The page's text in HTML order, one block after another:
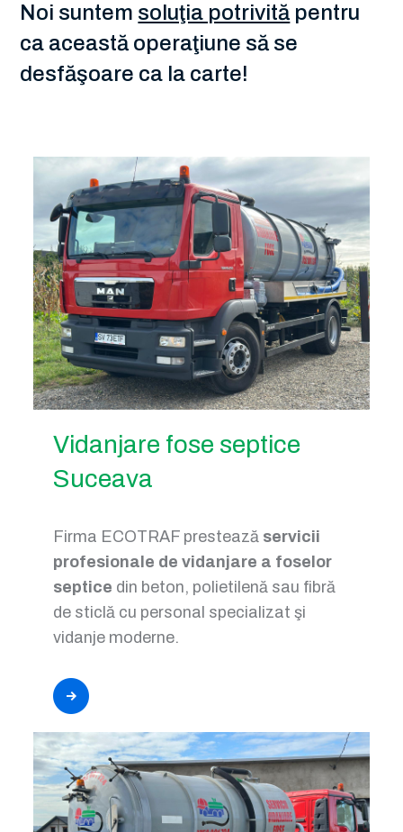
Noi suntem soluţia potrivită pentru
ca această operaţiune să se
desfăşoare ca la carte!
Vidanjare fose septice
Suceava
Firma ECOTRAF prestează servicii
profesionale de vidanjare a foselor
septice din beton, polietilenă sau fibră
de sticlă cu personal specializat şi
vidanje moderne.